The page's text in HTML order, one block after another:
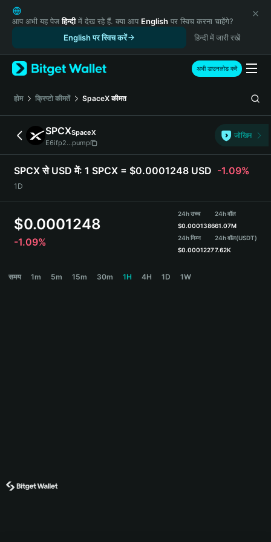
English
日本語
Русский
Español (Latinoamérica)
Türkçe
Italiano
简体中文
繁體中文
Português (Portugal)
Bahasa Indonesia
Español
आप अभी यह पेजहिन्दीमें देख रहे हैं. क्या आप English पर स्विच करना चाहेंगे?
English पर स्विच करें
हिन्दी में जारी रखें
अभी डाउनलोड करें
होम क्रिप्टो कीमतें SpaceX कीमत
SPCXSpaceX
E6ifp2...pump
जोखिम
SPCX से USD में: 1 SPCX = $0.0001248 USD -1.09%
1D
$0.0001248
-1.09%
24h उच्च
$0.0001386
24h निम्न
$0.0001227
24h वॉल
61.07M
24h वॉल(USDT)
7.62K
समय 1m 5m 15m 30m 1H 4H 1D 1W